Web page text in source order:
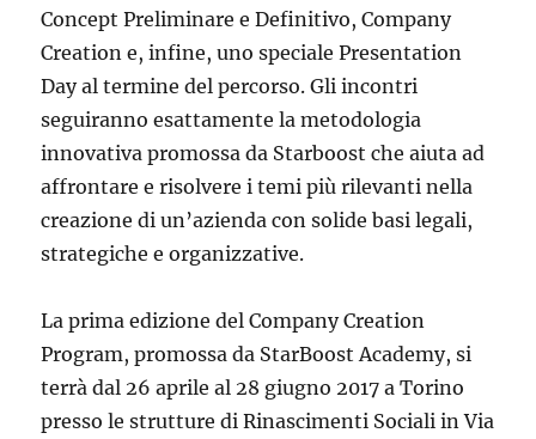
Concept Preliminare e Definitivo, Company
Creation e, infine, uno speciale Presentation
Day al termine del percorso. Gli incontri
seguiranno esattamente la metodologia
innovativa promossa da Starboost che aiuta ad
affrontare e risolvere i temi più rilevanti nella
creazione di un’azienda con solide basi legali,
strategiche e organizzative.
La prima edizione del Company Creation
Program, promossa da StarBoost Academy, si
terrà dal 26 aprile al 28 giugno 2017 a Torino
presso le strutture di Rinascimenti Sociali in Via